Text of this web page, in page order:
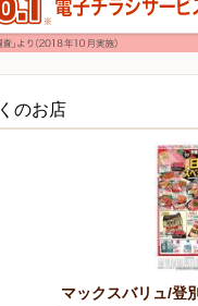
のお店
マックスバリュ/登